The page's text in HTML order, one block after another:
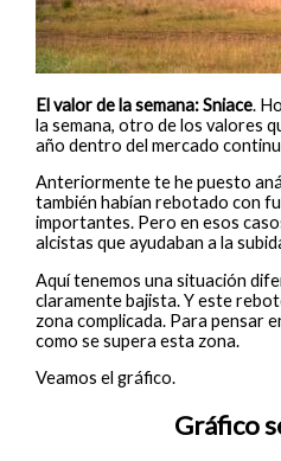
El valor de la semana: Sniace.
la semana, otro de los valores
año dentro del mercado
Anteriormente te he puesto
también habían rebotado con
importantes. Pero en esos
alcistas que ayudaban a la
Aquí tenemos una situación
claramente bajista. Y este
zona complicada. Para pensar
como se supera esta zona.
Veamos el gráfico.
Gráfico